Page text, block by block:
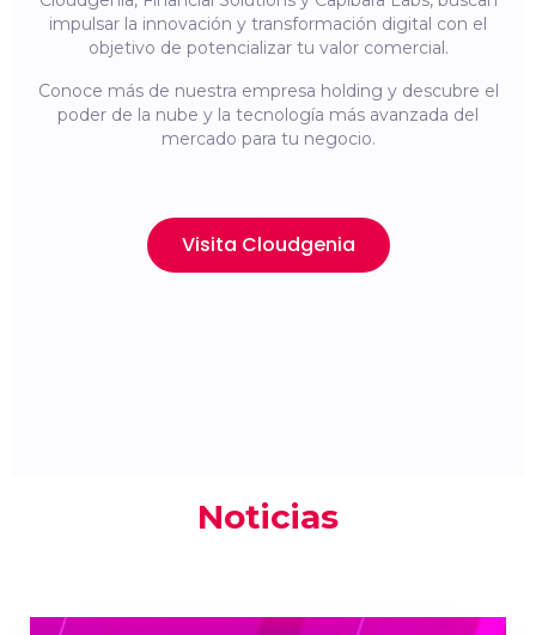
impulsar la innovación y transformación digital con el
objetivo de potencializar tu valor comercial.
Conoce más de nuestra empresa holding y descubre el
poder de la nube y la tecnología más avanzada del
mercado para tu negocio.
Visita Cloudgenia
Noticias